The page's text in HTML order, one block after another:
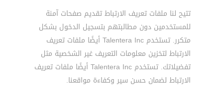
تتيح لنا ملفات تعريف الارتباط تقديم صفحات آمنة
للمستخدمين دون مطالبتهم بتسجيل الدخول بشكل
متكرر. تستخدم Talentera Inc أيضًا ملفات تعريف
الارتباط لتخزين معلومات التعريف غير الشخصية مثل
تفضيلاتك. تستخدم Talentera Inc أيضًا ملفات تعريف
الارتباط لضمان حسن سير وكفاءة مواقعنا.